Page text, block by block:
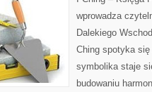
wprowadza
Dalekiego
Ching spotyka
symbolika staje
budowaniu